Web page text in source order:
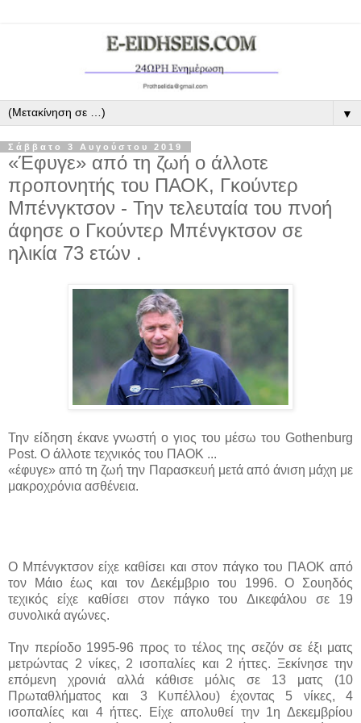
▼
Σάββατο 3 Αυγούστου 2019
«Έφυγε» από τη ζωή ο άλλοτε
προπονητής του ΠΑΟΚ, Γκούντερ
Μπένγκτσον - Την τελευταία του πνοή
άφησε ο Γκούντερ Μπένγκτσον σε
ηλικία 73 ετών .
Την είδηση έκανε γνωστή ο γιος του μέσω του Gothenburg
Post. Ο άλλοτε τεχνικός του ΠΑΟΚ ...
«έφυγε» από τη ζωή την Παρασκευή μετά από άνιση μάχη με
μακροχρόνια ασθένεια.
Ο Μπένγκτσον είχε καθίσει και στον πάγκο του ΠΑΟΚ από
τον Μάιο έως και τον Δεκέμβριο του 1996. Ο Σουηδός
τεχικός είχε καθίσει στον πάγκο του Δικεφάλου σε 19
συνολικά αγώνες.
Την περίοδο 1995-96 προς το τέλος της σεζόν σε έξι ματς
μετρώντας 2 νίκες, 2 ισοπαλίες και 2 ήττες. Ξεκίνησε την
επόμενη χρονιά αλλά κάθισε μόλις σε 13 ματς (10
Πρωταθλήματος και 3 Κυπέλλου) έχοντας 5 νίκες, 4
ισοπαλίες και 4 ήττες. Είχε απολυθεί την 1η Δεκεμβρίου